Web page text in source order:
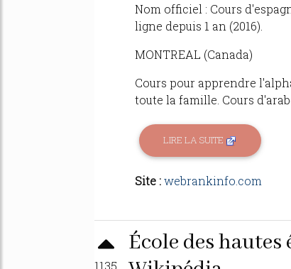
Nom officiel : Cours
ligne depuis 1 an (2016).
MONTREAL (Canada)
Cours pour apprendre
toute la famille. Cours
LIRE LA SUITE
Site :webrankinfo.com
1135
École des